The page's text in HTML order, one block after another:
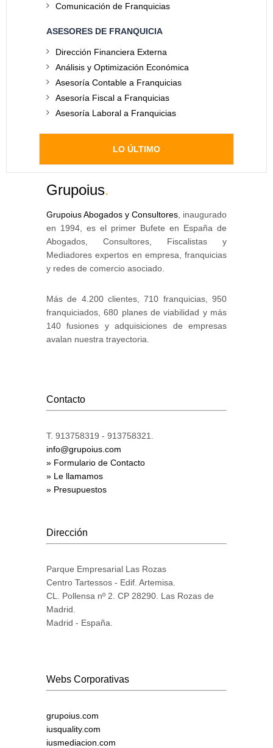
Comunicación de Franquicias
ASESORES DE FRANQUICIA
Dirección Financiera Externa
Análisis y Optimización Económica
Asesoría Contable a Franquicias
Asesoría Fiscal a Franquicias
Asesoría Laboral a Franquicias
LO ÚLTIMO
Grupoius.
Grupoius Abogados y Consultores , inaugurado
en 1994, es el primer Bufete en España de
Abogados, Consultores, Fiscalistas y
Mediadores expertos en empresa, franquicias
y redes de comercio asociado.
Más de 4.200 clientes, 710 franquicias, 950
franquiciados, 680 planes de viabilidad y más
140 fusiones y adquisiciones de empresas
avalan nuestra trayectoria.
Contacto
T. 913758319 - 913758321.
info@grupoius.com
» Formulario de Contacto
» Le llamamos
» Presupuestos
Dirección
Parque Empresarial Las Rozas
Centro Tartessos - Edif. Artemisa.
CL. Pollensa nº 2. CP 28290. Las Rozas de
Madrid.
Madrid - España.
Webs Corporativas
grupoius.com
iusquality.com
iusmediacion.com